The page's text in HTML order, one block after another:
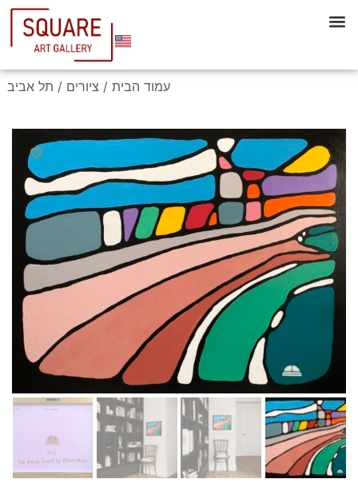
עמוד הבית / ציורים / תל אביב